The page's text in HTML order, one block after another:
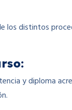
los distintos
y diploma